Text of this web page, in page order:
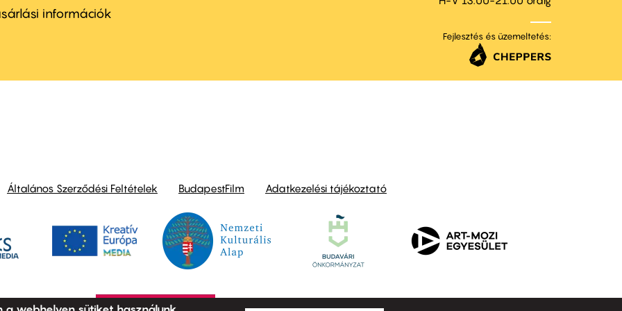
információk
Fejlesztés és üzemeltetés:
Általános Szerződési Feltételek BudapestFilm Adatkezelési tájékoztató